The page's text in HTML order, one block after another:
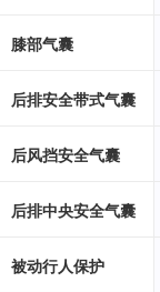
膝部气囊
后排安全带式气囊
后风挡安全气囊
后排中央安全气囊
被动行人保护